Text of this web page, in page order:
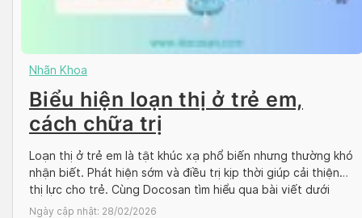
Nhãn Khoa
Biểu hiện loạn thị ở trẻ em,
cách chữa trị
Loạn thị ở trẻ em là tật khúc xạ phổ biến nhưng thường khó
nhận biết. Phát hiện sớm và điều trị kịp thời giúp cải thiện
thị lực cho trẻ. Cùng Docosan tìm hiểu qua bài viết dưới
đây! Tìm hiểu về tật khúc xạ loạn thị ở trẻ em Loạn thị ở trẻ
Ngày cập nhật: 28/02/2026